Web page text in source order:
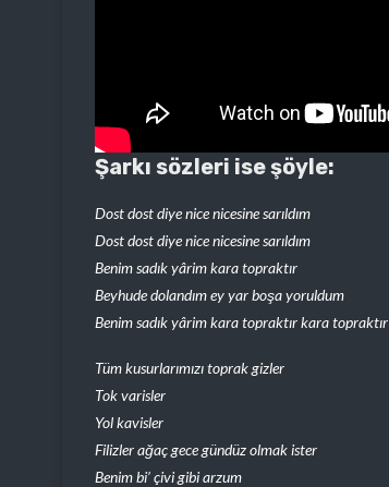
Şarkı sözleri ise şöyle:
Dost dost diye nice nicesine sarıldım
Dost dost diye nice nicesine sarıldım
Benim sadık yârim kara topraktır
Beyhude dolandım ey yar boşa yoruldum
Benim sadık yârim kara topraktır kara topraktır
Tüm kusurlarımızı toprak gizler
Tok varisler
Yol kavisler
Filizler ağaç gece gündüz olmak ister
Benim bi’ çivi gibi arzum